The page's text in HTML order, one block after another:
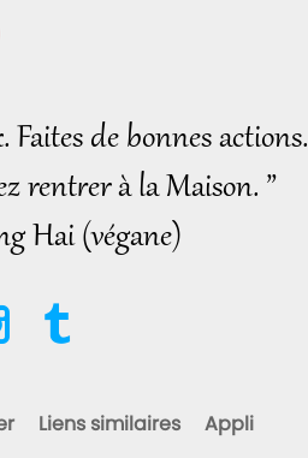
Faites de bonnes actions.
rentrer à la Maison. ”
Hai (végane)
Liens similaires Appli